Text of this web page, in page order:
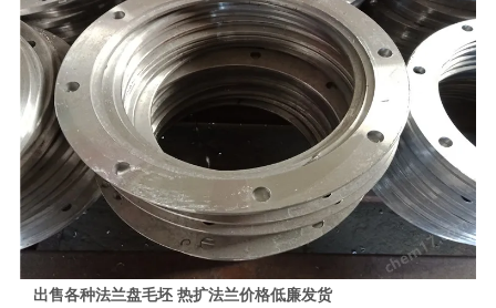
出售各种法兰盘毛坯 热扩法兰价格低廉发货